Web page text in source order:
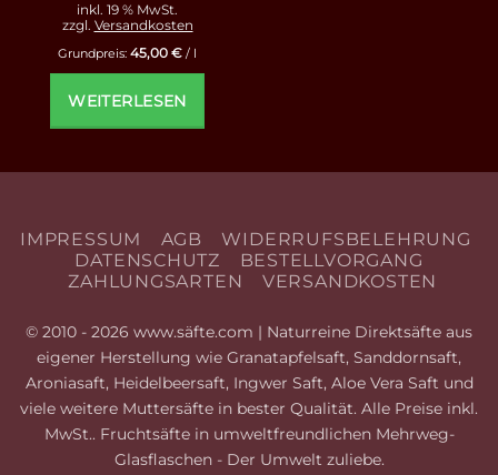
inkl. 19 % MwSt.
zzgl. Versandkosten
Grundpreis: 45,00 € / l
WEITERLESEN
IMPRESSUM AGB
WIDERRUFSBELEHRUNG
DATENSCHUTZ
BESTELLVORGANG
ZAHLUNGSARTEN
VERSANDKOSTEN
© 2010 - 2026 www.säfte.com | Naturreine Direktsäfte aus
eigener Herstellung wie Granatapfelsaft, Sanddornsaft,
Aroniasaft, Heidelbeersaft, Ingwer Saft, Aloe Vera Saft und
viele weitere Muttersäfte in bester Qualität. Alle Preise inkl.
MwSt.. Fruchtsäfte in umweltfreundlichen Mehrweg-
Glasflaschen - Der Umwelt zuliebe.